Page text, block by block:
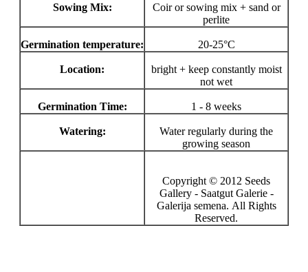
Sowing Mix:
Coir or sowing mix + sand or
perlite
Germination temperature: 20-25°C
Location:
bright + keep constantly moist
not wet
Germination Time: 1 - 8 weeks
Watering:
Water regularly during the
growing season
Copyright © 2012 Seeds
Gallery - Saatgut Galerie -
Galerija semena. All Rights
Reserved.